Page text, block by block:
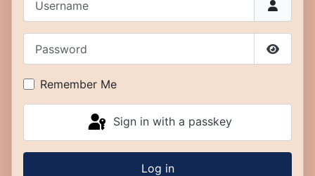
Show
Remember Me
Sign in with a passkey
Log in